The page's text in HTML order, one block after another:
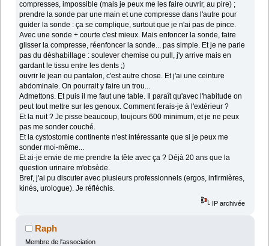
compresses, impossible (mais je peux me les faire ouvrir, au pire) ;
prendre la sonde par une main et une compresse dans l'autre pour
guider la sonde : ça se complique, surtout que je n'ai pas de pince.
Avec une sonde + courte c'est mieux. Mais enfoncer la sonde, faire
glisser la compresse, réenfoncer la sonde... pas simple. Et je ne parle
pas du déshabillage : soulever chemise ou pull, j'y arrive mais en
gardant le tissu entre les dents ;)
ouvrir le jean ou pantalon, c'est autre chose. Et j'ai une ceinture
abdominale. On pourrait y faire un trou...
Admettons. Et puis il me faut une table. Il paraît qu'avec l'habitude on
peut tout mettre sur les genoux. Comment ferais-je à l'extérieur ?
Et la nuit ? Je pisse beaucoup, toujours 600 minimum, et je ne peux
pas me sonder couché.
Et la cystostomie continente n'est intéressante que si je peux me
sonder moi-même...
Et ai-je envie de me prendre la tête avec ça ? Déjà 20 ans que la
question urinaire m'obsède.
Bref, j'ai pu discuter avec plusieurs professionnels (ergos, infirmières,
kinés, urologue). Je réfléchis.
IP archivée
Raph
Membre de l'association